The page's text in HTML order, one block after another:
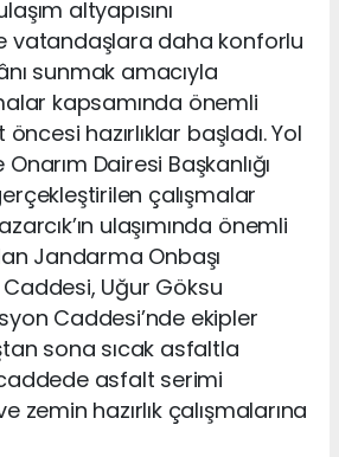
altyapısını
vatandaşlara daha konforlu
sunmak amacıyla
kapsamında önemli
hazırlıklar başladı. Yol
Onarım Dairesi Başkanlığı
çalışmalar
ulaşımında önemli
Jandarma Onbaşı
Uğur Göksu
Caddesi’nde ekipler
sona sıcak asfaltla
asfalt serimi
zemin hazırlık çalışmalarına